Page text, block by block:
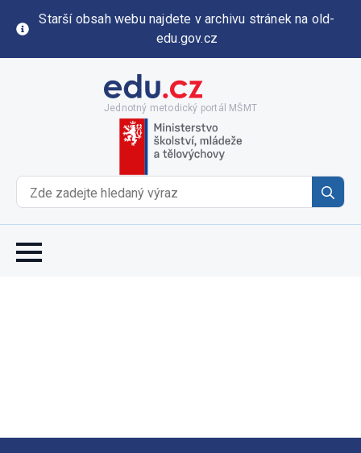
Starší obsah webu najdete v archivu stránek na old-
edu.gov.cz
Jednotný metodický portál MŠMT
for: